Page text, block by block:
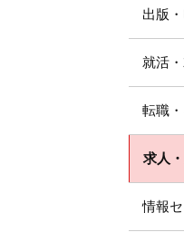
出版
就活
転職
求人
情報